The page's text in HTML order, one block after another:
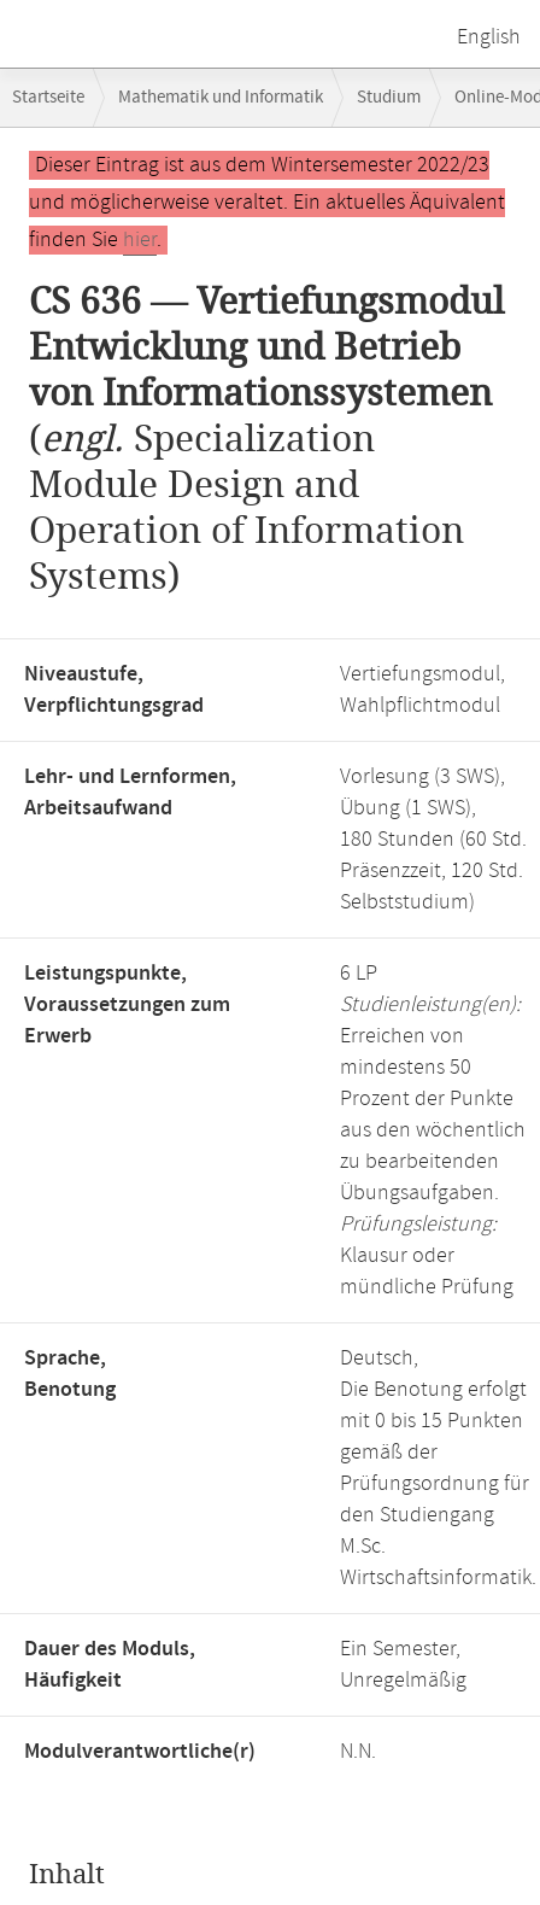
English
Navigation
Startseite Mathematik und Informatik Studium Online-
CS 636 — Vertiefungsmodul Entwicklung und Betrieb von
Hauptinhalt
Dieser Eintrag ist aus dem Wintersemester 2022/23
und möglicherweise veraltet. Ein aktuelles Äquivalent
finden Sie hier.
CS 636 — Vertiefungsmodul
Entwicklung und Betrieb
von Informationssystemen
(engl. Specialization
Module Design and
Operation of Information
Systems)
Niveaustufe,
Verpflichtungsgrad
Vertiefungsmodul,
Wahlpflichtmodul
Lehr- und Lernformen,
Arbeitsaufwand
Vorlesung (3 SWS),
Übung (1 SWS),
180 Stunden (60 Std.
Präsenzzeit, 120 Std.
Selbststudium)
Leistungspunkte,
Voraussetzungen zum
Erwerb
6 LP
Studienleistung(en):
Erreichen von
mindestens 50
Prozent der Punkte
aus den wöchentlich
zu bearbeitenden
Übungsaufgaben.
Prüfungsleistung:
Klausur oder
mündliche Prüfung
Sprache,
Benotung
Deutsch,
Die Benotung erfolgt
mit 0 bis 15 Punkten
gemäß der
Prüfungsordnung für
den Studiengang
M.Sc.
Wirtschaftsinformatik.
Dauer des Moduls,
Häufigkeit
Ein Semester,
Unregelmäßig
Modulverantwortliche(r) N.N.
Inhalt